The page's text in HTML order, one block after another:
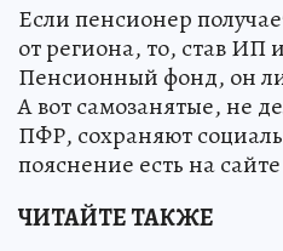
Если пенсионер
от региона, то, став ИП
Пенсионный фонд, он
А вот самозанятые, не
ПФР, сохраняют
пояснение есть на
ЧИТАЙТЕ ТАКЖЕ